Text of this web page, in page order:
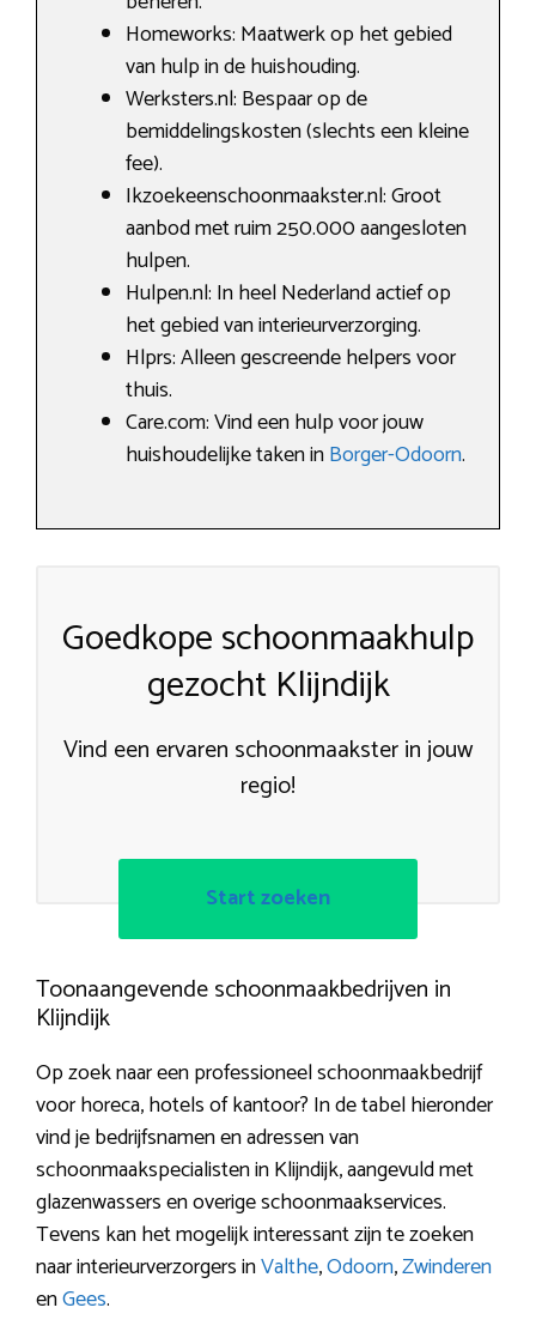
Homeworks: Maatwerk op het gebied
van hulp in de huishouding.
Werksters.nl: Bespaar op de
bemiddelingskosten (slechts een kleine
fee).
Ikzoekeenschoonmaakster.nl: Groot
aanbod met ruim 250.000 aangesloten
hulpen.
Hulpen.nl: In heel Nederland actief op
het gebied van interieurverzorging.
Hlprs: Alleen gescreende helpers voor
thuis.
Care.com: Vind een hulp voor jouw
huishoudelijke taken inBorger-Odoorn.
Goedkope schoonmaakhulp
gezocht Klijndijk
Vind een ervaren schoonmaakster in jouw
regio!
Start zoeken
Toonaangevende schoonmaakbedrijven in
Klijndijk
Op zoek naar een professioneel schoonmaakbedrijf
voor horeca, hotels of kantoor? In de tabel hieronder
vind je bedrijfsnamen en adressen van
schoonmaakspecialisten in Klijndijk, aangevuld met
glazenwassers en overige schoonmaakservices.
Tevens kan het mogelijk interessant zijn te zoeken
naar interieurverzorgers inValthe,Odoorn,Zwinderen
enGees.